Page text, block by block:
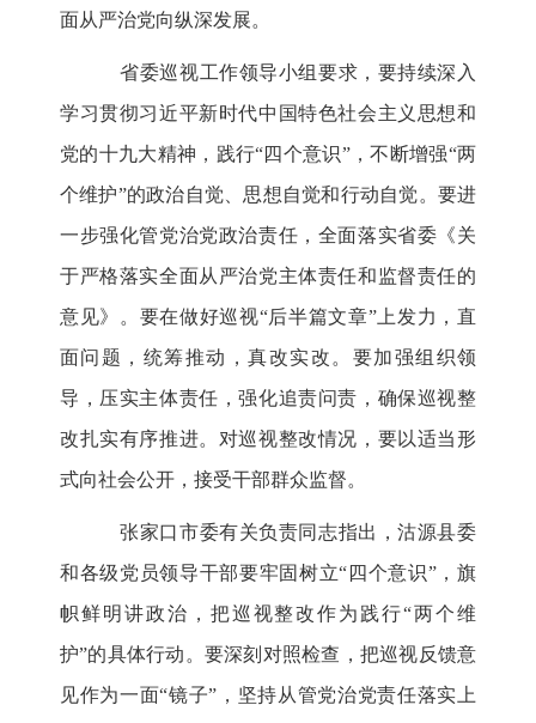
面从严治党向纵深发展。
省委巡视工作领导小组要求，要持续深入
学习贯彻习近平新时代中国特色社会主义思想和
党的十九大精神，践行“四个意识”，不断增强“两
个维护”的政治自觉、思想自觉和行动自觉。要进
一步强化管党治党政治责任，全面落实省委《关
于严格落实全面从严治党主体责任和监督责任的
意见》。要在做好巡视“后半篇文章”上发力，直
面问题，统筹推动，真改实改。要加强组织领
导，压实主体责任，强化追责问责，确保巡视整
改扎实有序推进。对巡视整改情况，要以适当形
式向社会公开，接受干部群众监督。
张家口市委有关负责同志指出，沽源县委
和各级党员领导干部要牢固树立“四个意识”，旗
帜鲜明讲政治，把巡视整改作为践行“两个维
护”的具体行动。要深刻对照检查，把巡视反馈意
见作为一面“镜子”，坚持从管党治党责任落实上